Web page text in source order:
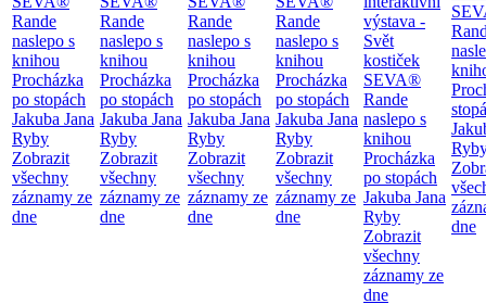
Rande
naslepo s
knihou
Procházka
po stopách
Jakuba Jana
Ryby
Zobrazit
všechny
záznamy ze
dne
Rande
naslepo s
knihou
Procházka
po stopách
Jakuba Jana
Ryby
Zobrazit
všechny
záznamy ze
dne
Rande
naslepo s
knihou
Procházka
po stopách
Jakuba Jana
Ryby
Zobrazit
všechny
záznamy ze
dne
Rande
naslepo s
knihou
Procházka
po stopách
Jakuba Jana
Ryby
Zobrazit
všechny
záznamy ze
dne
výstava -
Svět
kostiček
SEVA®
Rande
naslepo s
knihou
Procházka
po stopách
Jakuba Jana
Ryby
Zobrazit
všechny
záznamy ze
dne
dne